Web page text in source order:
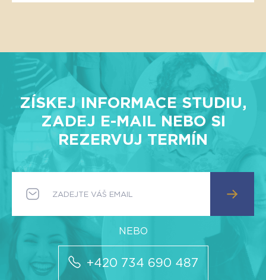
ZÍSKEJ INFORMACE STUDIU,
ZADEJ E-MAIL NEBO SI
REZERVUJ TERMÍN
+420 734 690 487